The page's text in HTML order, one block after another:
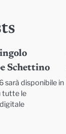
Schettino
sarà disponibile in
tutte le